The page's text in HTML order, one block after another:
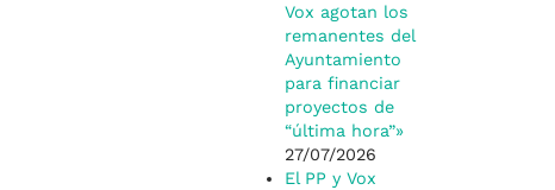
Vox agotan los
remanentes del
Ayuntamiento
para financiar
proyectos de
“última hora”»
27/07/2026
El PP y Vox